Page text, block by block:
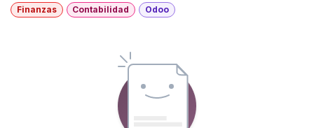
Finanzas Contabilidad Odoo